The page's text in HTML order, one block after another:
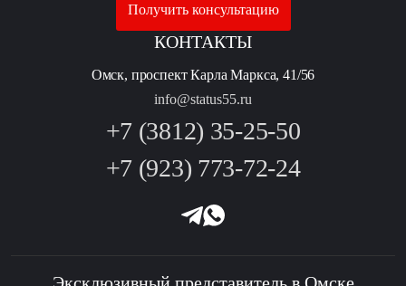
Получить консультацию
КОНТАКТЫ
Омск, проспект Карла Маркса, 41/56
info@status55.ru
+7 (3812) 35-25-50
+7 (923) 773-72-24